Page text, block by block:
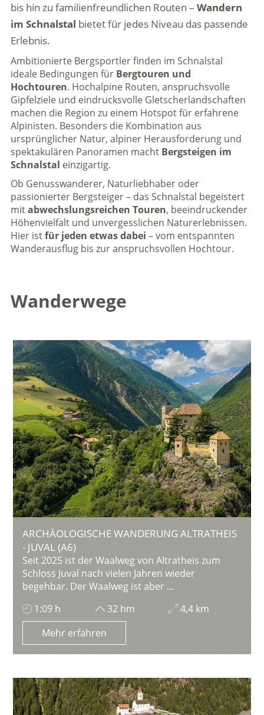
bis hin zu familienfreundlichen Routen – Wandern
im Schnalstal bietet für jedes Niveau das passende
Erlebnis.
Ambitionierte Bergsportler finden im Schnalstal
ideale Bedingungen für Bergtouren und
Hochtouren. Hochalpine Routen, anspruchsvolle
Gipfelziele und eindrucksvolle Gletscherlandschaften
machen die Region zu einem Hotspot für erfahrene
Alpinisten. Besonders die Kombination aus
ursprünglicher Natur, alpiner Herausforderung und
spektakulären Panoramen macht Bergsteigen im
Schnalstal einzigartig.
Ob Genusswanderer, Naturliebhaber oder
passionierter Bergsteiger – das Schnalstal begeistert
mitabwechslungsreichen Touren, beeindruckender
Höhenvielfalt und unvergesslichen Naturerlebnissen.
Hier istfür jeden etwas dabei – vom entspannten
Wanderausflug bis zur anspruchsvollen Hochtour.
Wanderwege
ARCHÄOLOGISCHE WANDERUNG ALTRATHEIS
- JUVAL (A6)
Seit 2025 ist der Waalweg von Altratheis zum
Schloss Juval nach vielen Jahren wieder
begehbar. Der Waalweg ist aber ...
1:09 h
32 hm
4,4 km
Mehr erfahren